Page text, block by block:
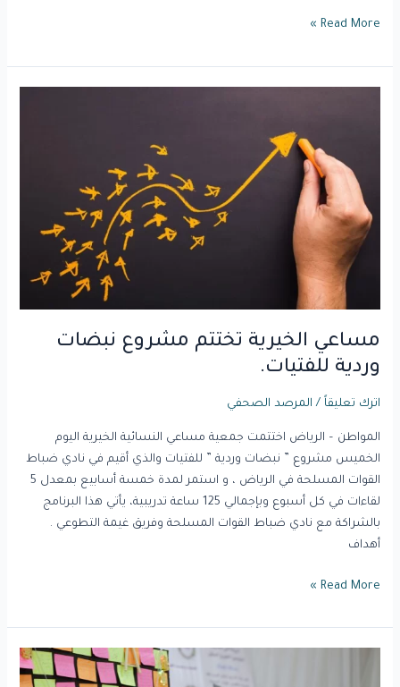
Read More »
مساعي الخيرية تختتم مشروع نبضات
وردية للفتيات.
اترك تعليقاً / المرصد الصحفي
المواطن – الرياض اختتمت جمعية مساعي النسائية الخيرية اليوم
الخميس مشروع ” نبضات وردية ” للفتيات والذي أقيم في نادي ضباط
القوات المسلحة في الرياض ، و استمر لمدة خمسة أسابيع بمعدل 5
لقاءات في كل أسبوع وبإجمالي 125 ساعة تدريبية، يأتي هذا البرنامج
بالشراكة مع نادي ضباط القوات المسلحة وفريق غيمة التطوعي .
أهداف
مشروع
نبضات
وردية
للفتيات.
Read More »